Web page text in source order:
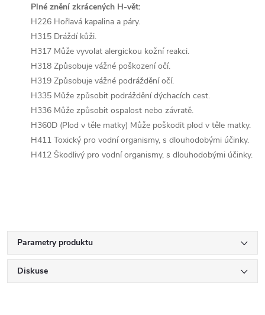
Plné znění zkrácených H-vět:
H226 Hořlavá kapalina a páry.
H315 Dráždí kůži.
H317 Může vyvolat alergickou kožní reakci.
H318 Způsobuje vážné poškození očí.
H319 Způsobuje vážné podráždění očí.
H335 Může způsobit podráždění dýchacích cest.
H336 Může způsobit ospalost nebo závratě.
H360D (Plod v těle matky) Může poškodit plod v těle matky.
H411 Toxický pro vodní organismy, s dlouhodobými účinky.
H412 Škodlivý pro vodní organismy, s dlouhodobými účinky.
Parametry produktu
Diskuse